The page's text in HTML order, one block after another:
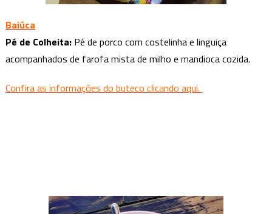
Baiúca
Pé de Colheita:Pé de porco com costelinha e linguiça
acompanhados de farofa mista de milho e mandioca cozida.
Confira as informações do buteco clicando aqui.